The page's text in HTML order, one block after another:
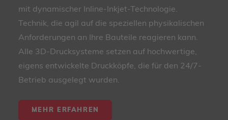
mit dynamischer Inline-Inkjet-Technologie.
Technik, die agil auf die speziellen physikalischen
Anforderungen an Ihre Bauteile reagieren kann.
Alle 3D-Drucksysteme setzen auf hochwertige,
eigens entwickelte Druckköpfe, die für den 24/7-
Betrieb ausgelegt wurden.
MEHR ERFAHREN